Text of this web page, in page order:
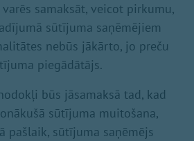
samaksāt, veicot pirkumu,
sūtījuma saņēmējiem
nebūs jākārto, jo preču
piegādātājs.
būs jāsamaksā tad, kad
sūtījuma muitošana,
pašlaik, sūtījuma saņēmējs